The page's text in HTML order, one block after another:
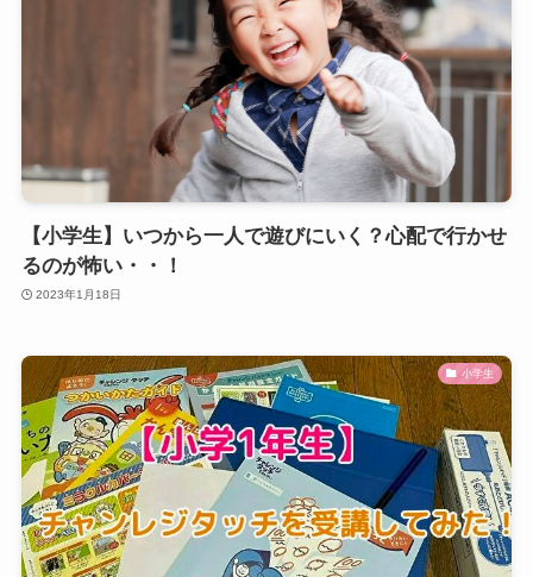
【小学生】いつから一人で遊びにいく？心配で行かせ
るのが怖い・・！
2023年1月18日
小学生